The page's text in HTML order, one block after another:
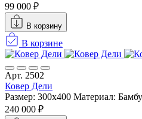
99 000 ₽
В корзину
В корзине
Арт. 2502
Ковер Дели
Размер: 300x400 Материал:
240 000 ₽